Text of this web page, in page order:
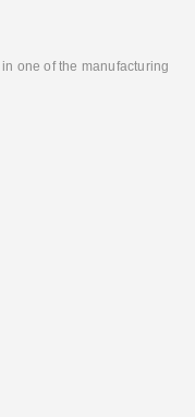
one of the manufacturing